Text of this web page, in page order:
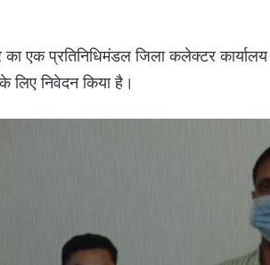
का एक प्रतिनिधिमंडल जिला कलेक्टर
निवेदन किया है।